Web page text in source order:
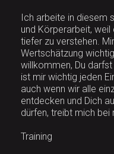
Ich arbeite in diesem
und Körperarbeit,
tiefer zu verstehen.
Wertschätzung
willkommen, Du
ist mir wichtig jeden
auch wenn wir alle
entdecken und Dich
dürfen, treibt mich bei
Training